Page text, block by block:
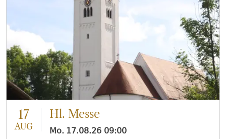
17
AUG
Hl. Messe
Mo. 17.08.26 09:00